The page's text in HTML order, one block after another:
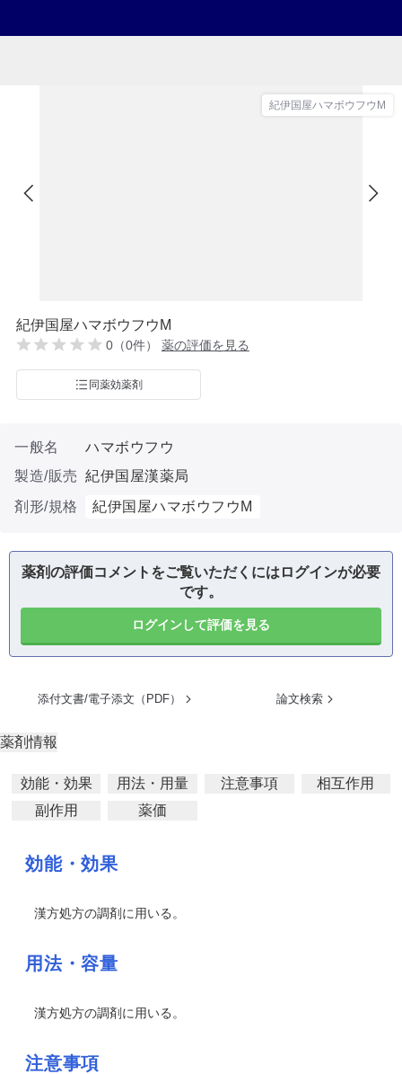
紀伊国屋ハマボウフウM
紀伊国屋ハマボウフウM
0（0件） 薬の評価を見る
同薬効薬剤
一般名
ハマボウフウ
製造/販売 紀伊国屋漢薬局
剤形/規格
紀伊国屋ハマボウフウM
薬剤の評価コメントをご覧いただくにはログインが必要
です。
ログインして評価を見る
添付文書/電子添文（PDF） 論文検索
薬剤情報
効能・効果 用法・用量 注意事項
相互作用
副作用
薬価
効能・効果
漢方処方の調剤に用いる。
用法・容量
漢方処方の調剤に用いる。
注意事項